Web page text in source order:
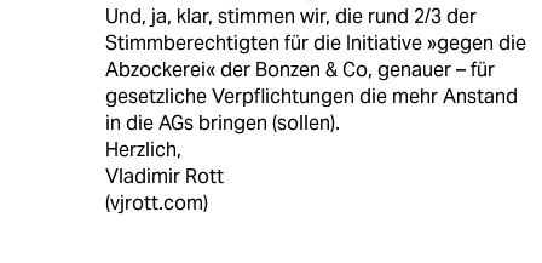
Und, ja, klar, stimmen wir, die rund 2/3 der
Stimmberechtigten für die Initiative »gegen die
Abzockerei« der Bonzen & Co, genauer – für
gesetzliche Verpflichtungen die mehr Anstand
in die AGs bringen (sollen).
Herzlich,
Vladimir Rott
(vjrott.com)